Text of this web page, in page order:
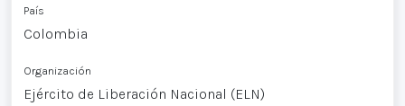
País
Colombia
Organización
Ejército de Liberación Nacional (ELN)